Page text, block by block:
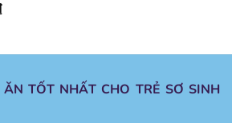
TỐT NHẤT CHO TRẺ SƠ SINH